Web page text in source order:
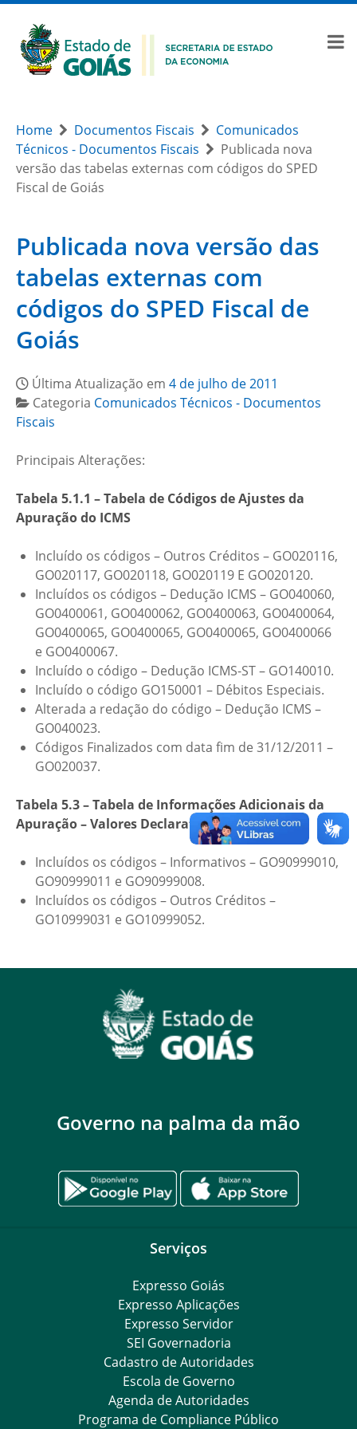
Home Documentos Fiscais
Comunicados
Técnicos - Documentos Fiscais
Publicada nova
versão das tabelas externas com códigos do SPED
Fiscal de Goiás
Publicada nova versão das
tabelas externas com
códigos do SPED Fiscal de
Goiás
Última Atualização em 4 de julho de 2011
Categoria Comunicados Técnicos - Documentos
Fiscais
Principais Alterações:
Tabela 5.1.1 – Tabela de Códigos de Ajustes da
Apuração do ICMS
Incluído os códigos – Outros Créditos – GO020116,
GO020117, GO020118, GO020119 E GO020120.
Incluídos os códigos – Dedução ICMS – GO040060,
GO0400061, GO0400062, GO0400063, GO0400064,
GO0400065, GO0400065, GO0400065, GO0400066
e GO0400067.
Incluído o código – Dedução ICMS-ST – GO140010.
Incluído o código GO150001 – Débitos Especiais.
Alterada a redação do código – Dedução ICMS –
GO040023.
Códigos Finalizados com data fim de 31/12/2011 –
GO020037.
Tabela 5.3 – Tabela de Informações Adicionais da
Apuração – Valores Declaratórios
Incluídos os códigos – Informativos – GO90999010,
GO90999011 e GO90999008.
Incluídos os códigos – Outros Créditos –
GO10999031 e GO10999052.
Governo na palma da mão
Serviços
Expresso Goiás
Expresso Aplicações
Expresso Servidor
SEI Governadoria
Cadastro de Autoridades
Escola de Governo
Agenda de Autoridades
Programa de Compliance Público